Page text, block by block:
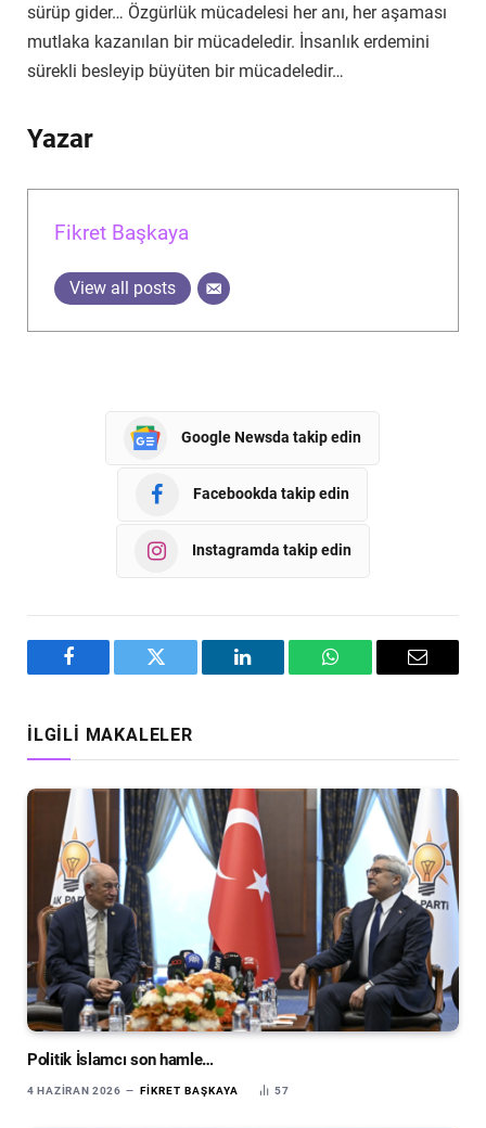
sürüp gider… Özgürlük mücadelesi her anı, her aşaması
mutlaka kazanılan bir mücadeledir. İnsanlık erdemini
sürekli besleyip büyüten bir mücadeledir…
Yazar
Fikret Başkaya
View all posts
Google Newsda takip edin
Facebookda takip edin
Instagramda takip edin
Facebook Twitter LinkedIn WhatsAppEmail
İLGILI MAKALELER
Politik İslamcı son hamle…
4 HAZIRAN 2026 FIKRET BAŞKAYA 57